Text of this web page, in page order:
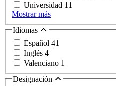
Universidad 11
Mostrar más
Idiomas
Español 41
Inglés 4
Valenciano 1
Designación